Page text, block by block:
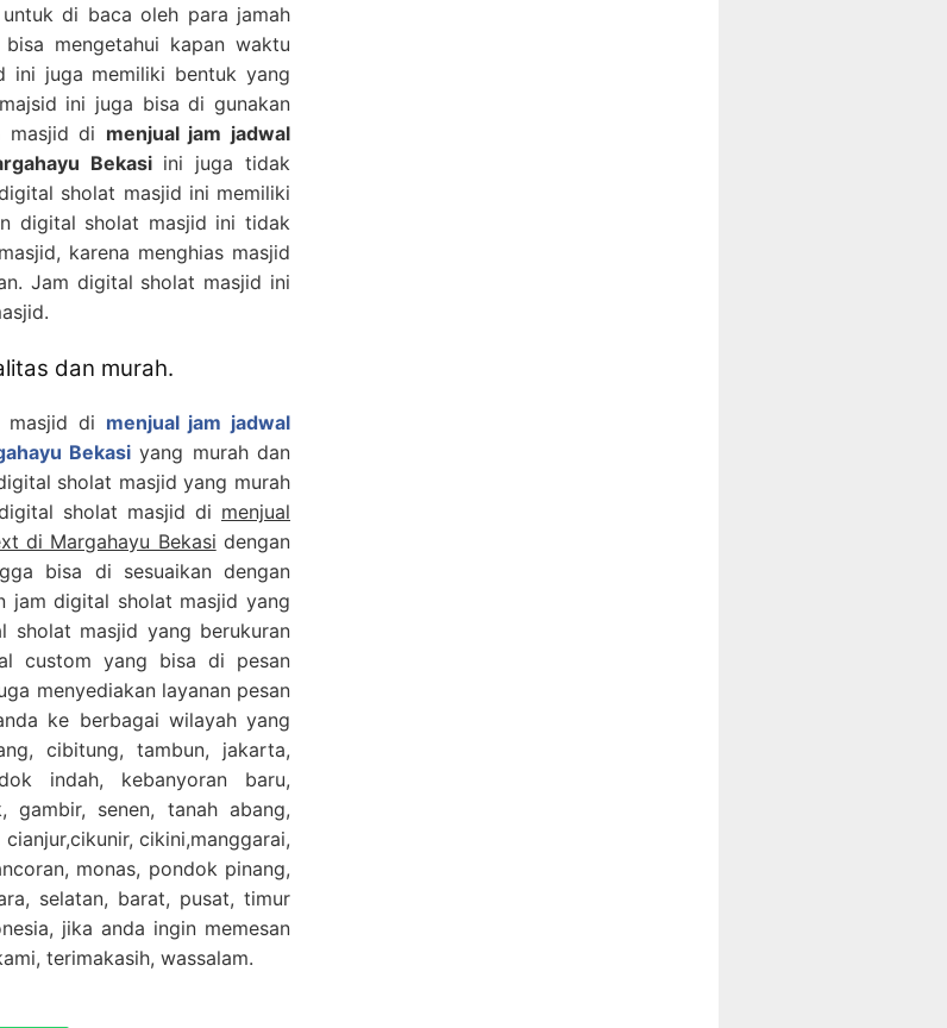
di baca oleh para jamah
mengetahui kapan waktu
ini juga memiliki bentuk yang
ini juga bisa di gunakan
masjid di menjual jam jadwal
Bekasiini juga tidak
sholat masjid ini memiliki
digital sholat masjid ini tidak
karena menghias masjid
Jam digital sholat masjid ini
dan murah.
masjid di menjual jam jadwal
Bekasi yang murah dan
sholat masjid yang murah
sholat masjid di menjual
di Margahayu Bekasi dengan
bisa di sesuaikan dengan
jam digital sholat masjid yang
sholat masjid yang berukuran
custom yang bisa di pesan
menyediakan layanan pesan
ke berbagai wilayah yang
cibitung, tambun, jakarta,
indah, kebanyoran baru,
gambir, senen, tanah abang,
cikini,manggarai,
monas, pondok pinang,
selatan, barat, pusat, timur
jika anda ingin memesan
terimakasih, wassalam.